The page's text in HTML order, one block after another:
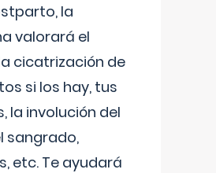
la
valorará el
cicatrización de
si los hay, tus
la involución del
sangrado,
etc. Te ayudará